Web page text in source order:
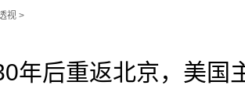
视 >
年后重返北京，美国